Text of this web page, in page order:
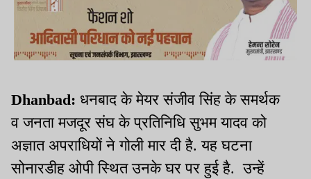
Dhanbad: धनबाद के मेयर संजीव सिंह के समर्थक
व जनता मजदूर संघ के प्रतिनिधि सुभम यादव को
अज्ञात अपराधियों ने गोली मार दी है. यह घटना
सोनारडीह ओपी स्थित उनके घर पर हुई है. उन्हें